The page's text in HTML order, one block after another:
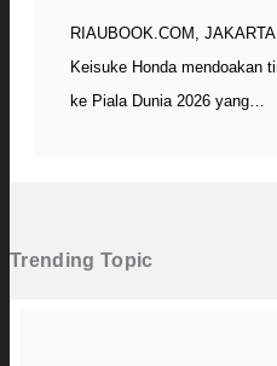
RIAUBOOK.COM,
Keisuke Honda mendoakan
ke Piala Dunia 2026 yang…
Trending Topic